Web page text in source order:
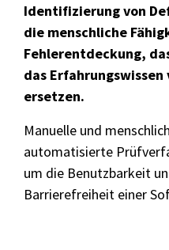
Identifizierung von
die menschliche
Fehlerentdeckung,
das
ersetzen.
Manuelle und
automatisierte
um die Benutzbarkeit
Barrierefreiheit einer